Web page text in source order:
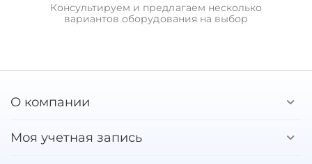
Консультируем и предлагаем несколько
вариантов оборудования на выбор
О компании
Моя учетная запись